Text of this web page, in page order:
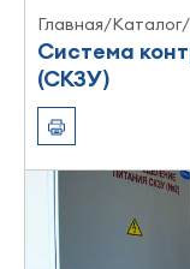
Главная/Каталог/
Система
(СКЗУ)